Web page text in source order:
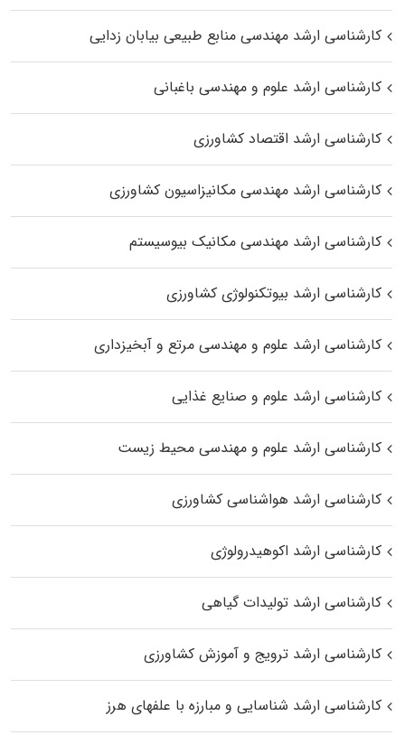
کارشناسی ارشد مهندسی منابع طبیعی بیابان زدایی
کارشناسی ارشد علوم و مهندسی باغبانی
کارشناسی ارشد اقتصاد کشاورزی
کارشناسی ارشد مهندسی مکانیزاسیون کشاورزی
کارشناسی ارشد مهندسی مکانیک بیوسیستم
کارشناسی ارشد بیوتکنولوژی کشاورزی
کارشناسی ارشد علوم و مهندسی مرتع و آبخیزداری
کارشناسی ارشد علوم و صنایع غذایی
کارشناسی ارشد علوم و مهندسی محیط زیست
کارشناسی ارشد هواشناسی کشاورزی
کارشناسی ارشد اکوهیدرولوژی
کارشناسی ارشد تولیدات گیاهی
کارشناسی ارشد ترویج و آموزش کشاورزی
کارشناسی ارشد شناسایی و مبارزه با علفهای هرز